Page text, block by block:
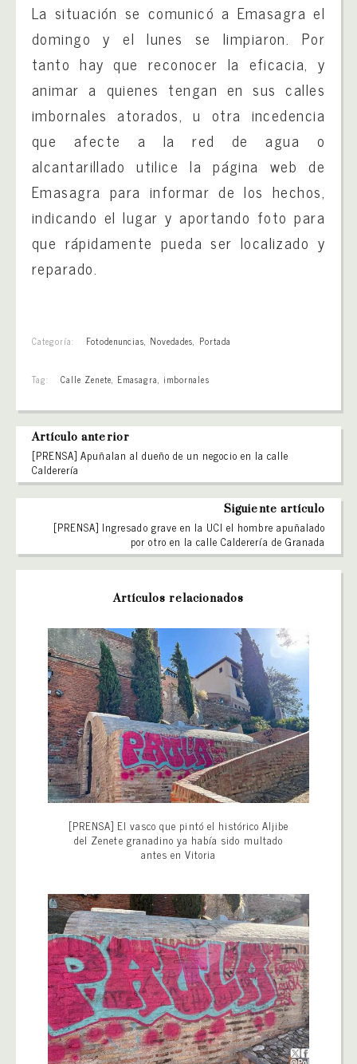
La situación se comunicó a Emasagra el
domingo y el lunes se limpiaron. Por
tanto hay que reconocer la eficacia, y
animar a quienes tengan en sus calles
imbornales atorados, u otra incedencia
que afecte a la red de agua o
alcantarillado utilice la página web de
Emasagra para informar de los hechos,
indicando el lugar y aportando foto para
que rápidamente pueda ser localizado y
reparado.
Categoría: Fotodenuncias, Novedades, Portada
Tag: Calle Zenete, Emasagra, imbornales
Artículo anterior
[PRENSA] Apuñalan al dueño de un negocio en la calle
Calderería
Siguiente artículo
[PRENSA] Ingresado grave en la UCI el hombre apuñalado
por otro en la calle Calderería de Granada
Artículos relacionados
[PRENSA] El vasco que pintó el histórico Aljibe
del Zenete granadino ya había sido multado
antes en Vitoria